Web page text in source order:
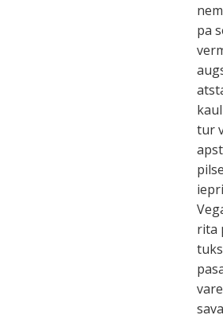
pa
tur
rita